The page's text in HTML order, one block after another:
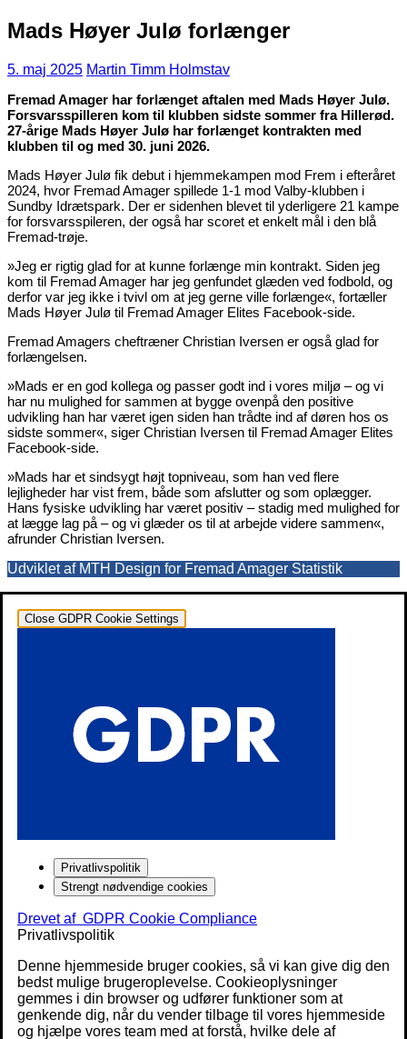
Mads Høyer Julø forlænger
5. maj 2025 Martin Timm Holmstav
Fremad Amager har forlænget aftalen med Mads Høyer Julø.
Forsvarsspilleren kom til klubben sidste sommer fra Hillerød.
27-årige Mads Høyer Julø har forlænget kontrakten med
klubben til og med 30. juni 2026.
Mads Høyer Julø fik debut i hjemmekampen mod Frem i efteråret
2024, hvor Fremad Amager spillede 1-1 mod Valby-klubben i
Sundby Idrætspark. Der er sidenhen blevet til yderligere 21 kampe
for forsvarsspileren, der også har scoret et enkelt mål i den blå
Fremad-trøje.
»Jeg er rigtig glad for at kunne forlænge min kontrakt. Siden jeg
kom til Fremad Amager har jeg genfundet glæden ved fodbold, og
derfor var jeg ikke i tvivl om at jeg gerne ville forlænge«, fortæller
Mads Høyer Julø til Fremad Amager Elites Facebook-side.
Fremad Amagers cheftræner Christian Iversen er også glad for
forlængelsen.
»Mads er en god kollega og passer godt ind i vores miljø – og vi
har nu mulighed for sammen at bygge ovenpå den positive
udvikling han har været igen siden han trådte ind af døren hos os
sidste sommer«, siger Christian Iversen til Fremad Amager Elites
Facebook-side.
»Mads har et sindsygt højt topniveau, som han ved flere
lejligheder har vist frem, både som afslutter og som oplægger.
Hans fysiske udvikling har været positiv – stadig med mulighed for
at lægge lag på – og vi glæder os til at arbejde videre sammen«,
afrunder Christian Iversen.
Udviklet af MTH Design for Fremad Amager Statistik
Close GDPR Cookie Settings
Privatlivspolitik
Strengt nødvendige cookies
Drevet af GDPR Cookie Compliance
Privatlivspolitik
Denne hjemmeside bruger cookies, så vi kan give dig den
bedst mulige brugeroplevelse. Cookieoplysninger
gemmes i din browser og udfører funktioner som at
genkende dig, når du vender tilbage til vores hjemmeside
og hjælpe vores team med at forstå, hvilke dele af